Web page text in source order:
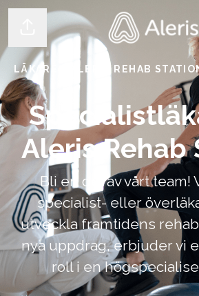
Dela sidan
LÄKARE ALERIS REHAB
Aleris Rehab
Bli en del av vårt team!
specialist- eller
utveckla framtidens
nya uppdrag, erbjuder vi
roll i en